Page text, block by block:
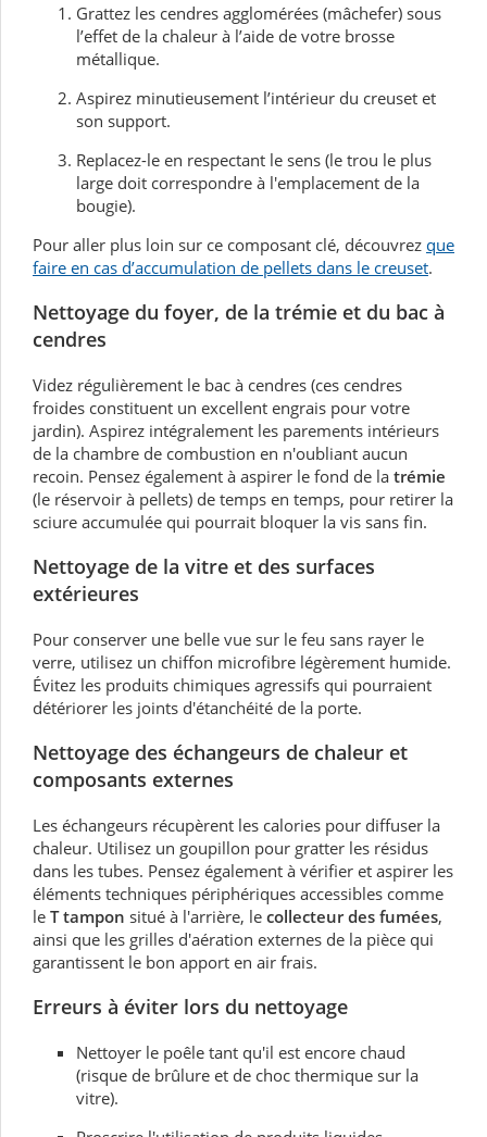
Grattez les cendres agglomérées (mâchefer) sous
l’effet de la chaleur à l’aide de votre brosse
métallique.
Aspirez minutieusement l’intérieur du creuset et
son support.
Replacez-le en respectant le sens (le trou le plus
large doit correspondre à l'emplacement de la
bougie).
Pour aller plus loin sur ce composant clé, découvrez que
faire en cas d’accumulation de pellets dans le creuset.
Nettoyage du foyer, de la trémie et du bac à
cendres
Videz régulièrement le bac à cendres (ces cendres
froides constituent un excellent engrais pour votre
jardin). Aspirez intégralement les parements intérieurs
de la chambre de combustion en n'oubliant aucun
recoin. Pensez également à aspirer le fond de la trémie
(le réservoir à pellets) de temps en temps, pour retirer la
sciure accumulée qui pourrait bloquer la vis sans fin.
Nettoyage de la vitre et des surfaces
extérieures
Pour conserver une belle vue sur le feu sans rayer le
verre, utilisez un chiffon microfibre légèrement humide.
Évitez les produits chimiques agressifs qui pourraient
détériorer les joints d'étanchéité de la porte.
Nettoyage des échangeurs de chaleur et
composants externes
Les échangeurs récupèrent les calories pour diffuser la
chaleur. Utilisez un goupillon pour gratter les résidus
dans les tubes. Pensez également à vérifier et aspirer les
éléments techniques périphériques accessibles comme
le T tampon situé à l'arrière, le collecteur des fumées,
ainsi que les grilles d'aération externes de la pièce qui
garantissent le bon apport en air frais.
Erreurs à éviter lors du nettoyage
Nettoyer le poêle tant qu'il est encore chaud
(risque de brûlure et de choc thermique sur la
vitre).